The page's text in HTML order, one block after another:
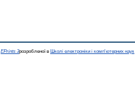
EPrints 3розробленої в Школі електроніки і комп'ютерних наук